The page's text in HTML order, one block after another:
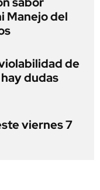
Manejo del
de
dudas
viernes 7